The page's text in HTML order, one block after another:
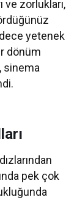
ve zorlukları,
yetenek
dönüm
sinema
pek çok